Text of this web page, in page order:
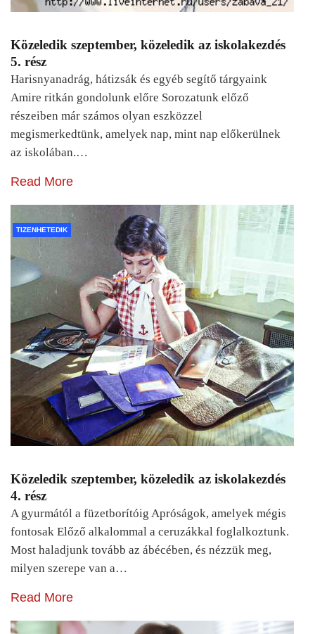
Közeledik szeptember, közeledik az iskolakezdés
5. rész
Harisnyanadrág, hátizsák és egyéb segítő tárgyaink
Amire ritkán gondolunk előre Sorozatunk előző
részeiben már számos olyan eszközzel
megismerkedtünk, amelyek nap, mint nap előkerülnek
az iskolában.…
Read More
TIZENHETEDIK
Közeledik szeptember, közeledik az iskolakezdés
4. rész
A gyurmától a füzetborítóig Apróságok, amelyek mégis
fontosak Előző alkalommal a ceruzákkal foglalkoztunk.
Most haladjunk tovább az ábécében, és nézzük meg,
milyen szerepe van a…
Read More